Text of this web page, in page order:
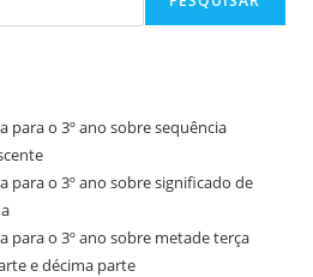
para o 3º ano sobre sequência
para o 3º ano sobre significado de
para o 3º ano sobre metade terça
e décima parte